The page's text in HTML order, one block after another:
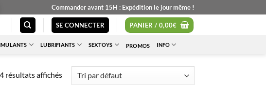
Commander avant 15H : Expédition le jour même !
SE CONNECTER PANIER / 0,00€
LUBRIFIANTS SEXTOYS PROMOS INFO
4 résultats affichés